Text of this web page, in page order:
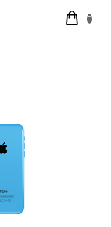
Nákupní
košík